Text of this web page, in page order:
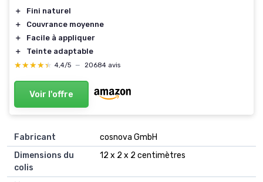
＋
Fini naturel
＋
Couvrance moyenne
＋
Facile à appliquer
＋
Teinte adaptable
★★★★★
★★★★★ 4,4/5 — 20684 avis
Voir l'offre
Fabricant
‎cosnova GmbH
Dimensions du
colis
‎12 x 2 x 2 centimètres